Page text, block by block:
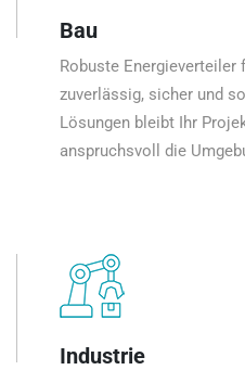
Bau
Robuste Energieverteiler
zuverlässig, sicher und
Lösungen bleibt Ihr
anspruchsvoll die
Industrie